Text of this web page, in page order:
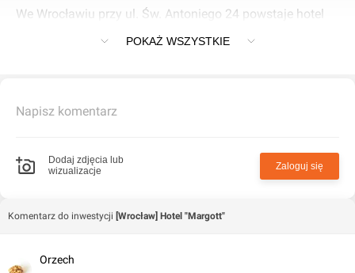
We Wrocławiu przy ul. Św. Antoniego 24 powstaje hotel
POKAŻ WSZYSTKIE
Napisz komentarz
Dodaj zdjęcia lub
wizualizacje
Zaloguj się
Komentarz do inwestycji [Wrocław] Hotel "Margott"
Orzech